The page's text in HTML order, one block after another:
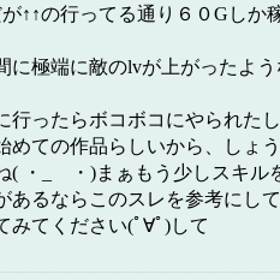
↑↑の行ってる通り６０Gしか
に極端に敵のlvが上がったよ
行ったらボコボコにやられた
めての作品らしいから、しょ
( ・_ゝ・)まぁもう少しスキル
るならこのスレを参考にし
みてください(ﾟ∀ﾟ)して